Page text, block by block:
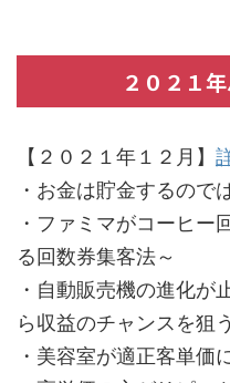
２０２１
【２０２１年１２月】
・お金は貯金するので
・ファミマがコーヒ
る回数券集客法～
・自動販売機の進化が
ら収益のチャンスを狙
・美容室が適正客単価